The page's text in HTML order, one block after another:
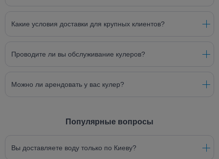
Какие условия доставки для крупных клиентов?
Проводите ли вы обслуживание кулеров?
Можно ли арендовать у вас кулер?
Популярные вопросы
Вы доставляете воду только по Киеву?